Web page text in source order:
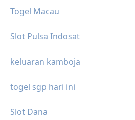
Togel Macau
Slot Pulsa Indosat
keluaran kamboja
togel sgp hari ini
Slot Dana